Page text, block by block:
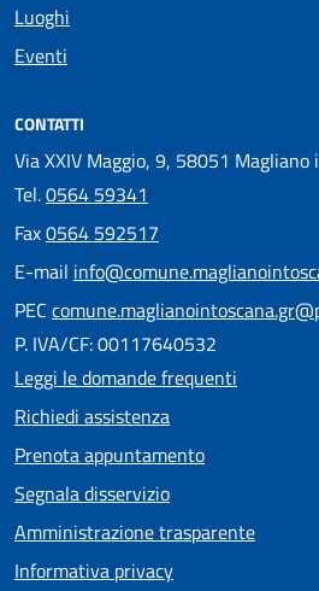
Luoghi
Eventi
CONTATTI
Via XXIV Maggio, 9, 58051 Magliano
Tel.0564 59341
Fax0564 592517
E-mail
PEC
P. IVA/CF: 00117640532
Leggi le domande frequenti
Richiedi assistenza
Prenota appuntamento
Segnala disservizio
Amministrazione trasparente
Informativa privacy